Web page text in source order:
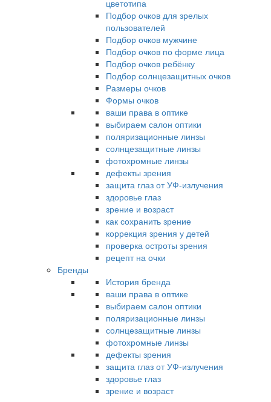
цветотипа
Подбор очков для зрелых
пользователей
Подбор очков мужчине
Подбор очков по форме лица
Подбор очков ребёнку
Подбор солнцезащитных очков
Размеры очков
Формы очков
ваши права в оптике
выбираем салон оптики
поляризационные линзы
солнцезащитные линзы
фотохромные линзы
дефекты зрения
защита глаз от УФ-излучения
здоровье глаз
зрение и возраст
как сохранить зрение
коррекция зрения у детей
проверка остроты зрения
рецепт на очки
Бренды
История бренда
ваши права в оптике
выбираем салон оптики
поляризационные линзы
солнцезащитные линзы
фотохромные линзы
дефекты зрения
защита глаз от УФ-излучения
здоровье глаз
зрение и возраст